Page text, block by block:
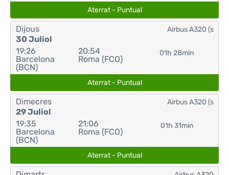
Aterrat - Puntual
Dijous
30 Juliol
19:26
Barcelona
(BCN)
20:54
Roma (FCO)
01h 28min
Airbus A320 (s
Aterrat - Puntual
Dimecres
29 Juliol
19:35
Barcelona
(BCN)
21:06
Roma (FCO)
01h 31min
Airbus A320 (s
Aterrat - Puntual